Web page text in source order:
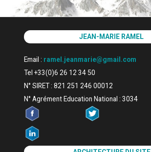
JEAN-MARIE RAMEL
Email : ramel.jeanmarie@gmail.com
Tel +33(0)6 26 12 34 50
N° SIRET : 821 251 246 00012
N° Agrément Education National : 3034